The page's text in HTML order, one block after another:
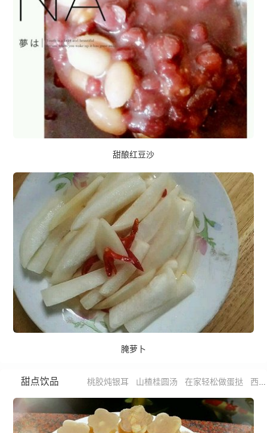
甜酿红豆沙
腌萝卜
甜点饮品 桃胶炖银耳 山楂桂圆汤 在家轻松做蛋挞 西瓜牛奶蜜豆冰